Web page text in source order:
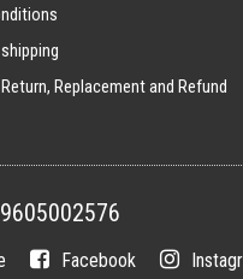
Replacement and Refund
Facebook